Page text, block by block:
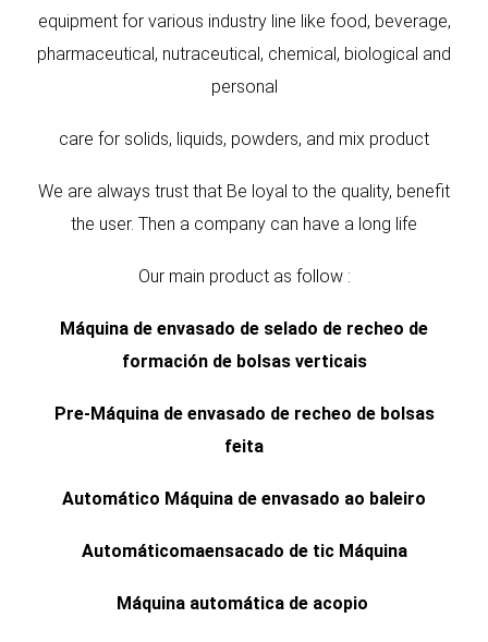
equipment for various industry line like food, beverage,
pharmaceutical, nutraceutical, chemical, biological and
personal
care for solids, liquids, powders, and mix product
We are always trust that Be loyal to the quality, benefit
the user. Then a company can have a long life
Our main product as follow :
Máquina de envasado de selado de recheo de
formación de bolsas verticais
Pre-Máquina de envasado de recheo de bolsas
feita
Automático Máquina de envasado ao baleiro
Automáticomaensacado de tic Máquina
Máquina automática de acopio